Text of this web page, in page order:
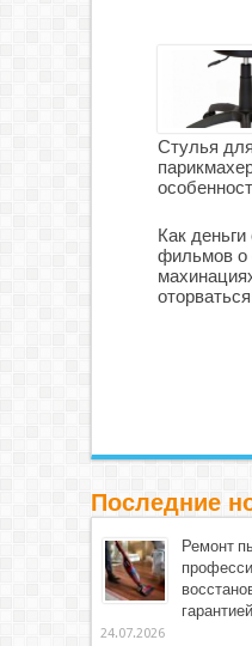
Стулья
Как
фильмов о
оторваться
Последние
Ремонт
24.07.2026